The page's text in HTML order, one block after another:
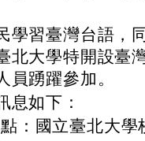
學習臺灣台語，
北大學特開設臺
員踴躍參加。
息如下：
：國立臺北大